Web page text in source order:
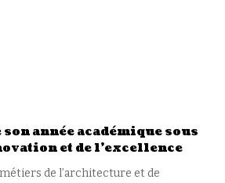
année académique sous
et de l’excellence
de l’architecture et de